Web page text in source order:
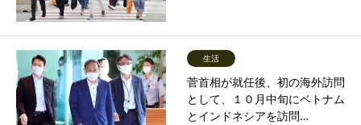
生活
菅首相が就任後、初の海外訪問
として、１０月中旬にベトナム
とインドネシアを訪問…